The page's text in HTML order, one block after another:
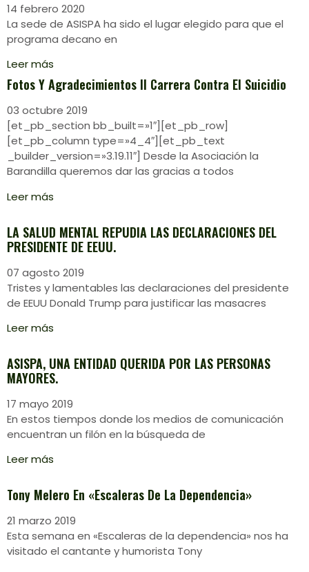
14 febrero 2020
La sede de ASISPA ha sido el lugar elegido para que el
programa decano en
Leer más
Fotos Y Agradecimientos II Carrera Contra El Suicidio
03 octubre 2019
[et_pb_section bb_built=»1″][et_pb_row]
[et_pb_column type=»4_4″][et_pb_text
_builder_version=»3.19.11″] Desde la Asociación la
Barandilla queremos dar las gracias a todos
Leer más
LA SALUD MENTAL REPUDIA LAS DECLARACIONES DEL
PRESIDENTE DE EEUU.
07 agosto 2019
Tristes y lamentables las declaraciones del presidente
de EEUU Donald Trump para justificar las masacres
Leer más
ASISPA, UNA ENTIDAD QUERIDA POR LAS PERSONAS
MAYORES.
17 mayo 2019
En estos tiempos donde los medios de comunicación
encuentran un filón en la búsqueda de
Leer más
Tony Melero En «Escaleras De La Dependencia»
21 marzo 2019
Esta semana en «Escaleras de la dependencia» nos ha
visitado el cantante y humorista Tony